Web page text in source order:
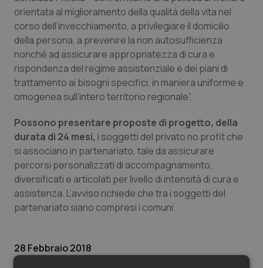
Valle D’Aosta
Veneto
Oncodermatologia
Oncoematologia
Oncologia & Nutrizione
Psoriasi & pelle
Quotidiano Cardiologia
Quotidiano Chirurgia
Quotidiano Oncologia
Rene & patologie urogenitali
orientata al miglioramento della qualità della vita nel
corso dell’invecchiamento, a privilegiare il domicilio
della persona, a prevenire la non autosufficienza
nonché ad assicurare appropriatezza di cura e
rispondenza del regime assistenziale e dei piani di
trattamento ai bisogni specifici, in maniera uniforme e
omogenea sull’intero territorio regionale”.
Possono presentare proposte di progetto, della
durata di 24 mesi, i soggetti del privato no profit che
si associano in partenariato, tale da assicurare
percorsi personalizzati di accompagnamento,
diversificati e articolati per livello di intensità di cura e
assistenza. L’avviso richiede che tra i soggetti del
partenariato siano compresi i comuni.
28 Febbraio 2018
© Riproduzione riservata